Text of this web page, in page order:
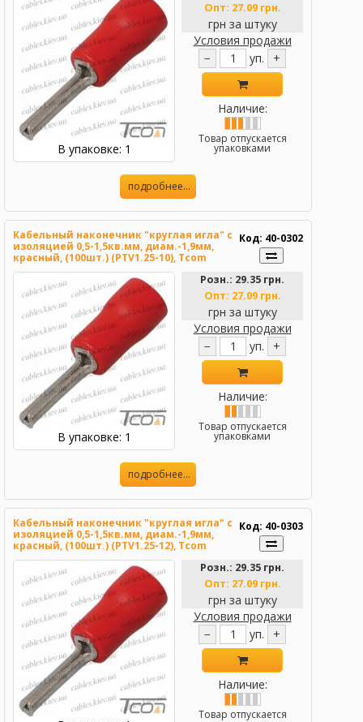
В упаковке: 1
Опт: 27.09 грн.
грн за штуку
Условия продажи
−
уп. +
Наличие:
Товар отпускается
упаковками
подробнее...
Кабельный наконечник "круглая игла" с
изоляцией 0,5-1,5кв.мм, диам.-1,9мм,
красный, (100шт.) (PTV1.25-10), Tcom
Код: 40-0302
В упаковке: 1
Розн.: 29.35 грн.
Опт: 27.09 грн.
грн за штуку
Условия продажи
−
уп. +
Наличие:
Товар отпускается
упаковками
подробнее...
Кабельный наконечник "круглая игла" с
изоляцией 0,5-1,5кв.мм, диам.-1,9мм,
красный, (100шт.) (PTV1.25-12), Tcom
Код: 40-0303
Розн.: 29.35 грн.
Опт: 27.09 грн.
грн за штуку
Условия продажи
−
уп. +
Наличие:
Товар отпускается